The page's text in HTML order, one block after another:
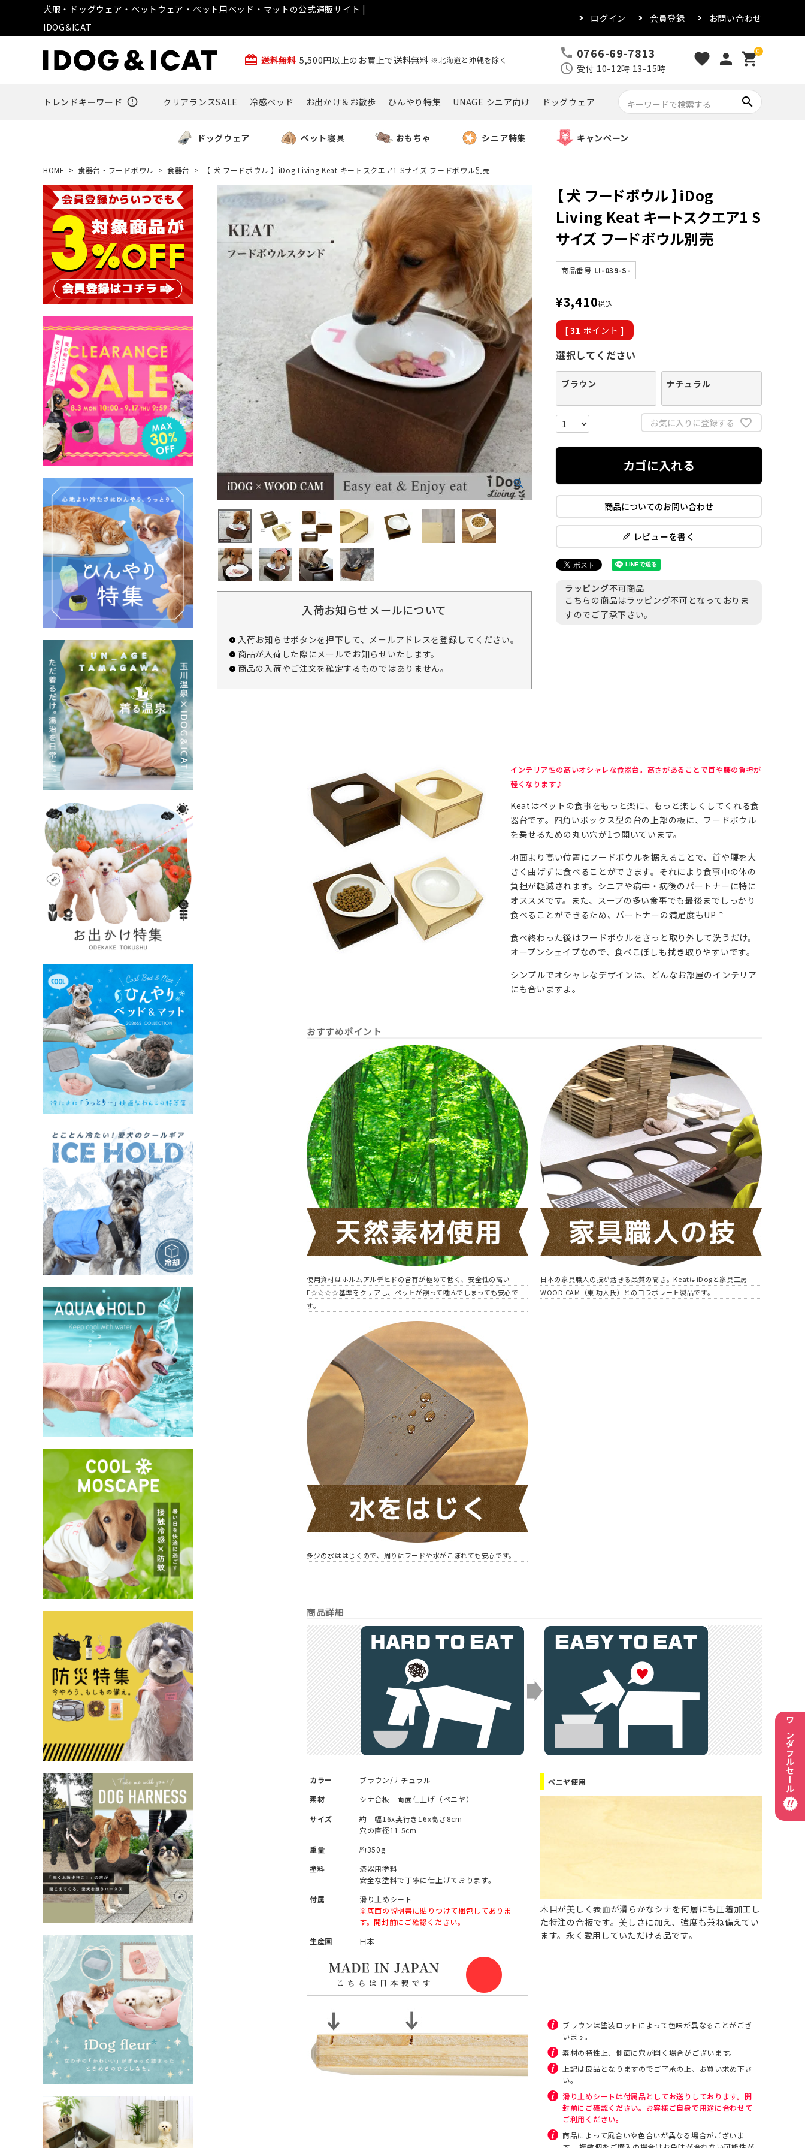
犬服・ドッグウェア・ペットウェア・ペット用ベッド・マットの公式通販サイト |
IDOG&ICAT
ログイン 会員登録 お問い合わせ
card_giftcard 送料無料 5,500円以上のお買上で送料無料 ※北海道と沖縄を除く call 0766-69-7813
schedule 受付 10-12時 13-15時
favorite person 0
shopping_cart
トレンドキーワード error_outline クリアランスSALE 冷感ベッド お出かけ＆お散歩 ひんやり特集 UNAGE シニア向け ドッグウェア search
ドッグウェア ペット寝具 おもちゃ シニア特集 キャンペーン
HOME 食器台・フードボウル 食器台 【 犬 フードボウル 】iDog Living Keat キートスクエア1 Sサイズ フードボウル別売
入荷お知らせメールについて
入荷お知らせボタンを押下して、メールアドレスを登録してください。
商品が入荷した際にメールでお知らせいたします。
商品の入荷やご注文を確定するものではありません。
【 犬 フードボウル 】iDog
Living Keat キートスクエア1 S
サイズ フードボウル別売
商品番号 LI-039-S-
¥3,410税込
[ 31 ポイント ]
選択してください
ブラウン ナチュラル
お気に入りに登録する
カゴに入れる
商品についてのお問い合わせ
レビューを書く
ラッピング不可商品
こちらの商品はラッピング不可となっておりま
すのでご了承下さい。
インテリア性の高いオシャレな食器台。高さがあることで首や腰の負担が
軽くなります♪
Keatはペットの食事をもっと楽に、もっと楽しくしてくれる食
器台です。四角いボックス型の台の上部の板に、フードボウル
を乗せるための丸い穴が1つ開いています。
地面より高い位置にフードボウルを据えることで、首や腰を大
きく曲げずに食べることができます。それにより食事中の体の
負担が軽減されます。シニアや病中・病後のパートナーに特に
オススメです。また、スープの多い食事でも最後までしっかり
食べることができるため、パートナーの満足度もUP↑
食べ終わった後はフードボウルをさっと取り外して洗うだけ。
オープンシェイプなので、食べこぼしも拭き取りやすいです。
シンプルでオシャレなデザインは、どんなお部屋のインテリア
にも合いますよ。
おすすめポイント
使用資材はホルムアルデヒドの含有が極めて低く、安全性の高い
F☆☆☆☆基準をクリアし、ペットが誤って噛んでしまっても安心で
す。
日本の家具職人の技が活きる品質の高さ。KeatはiDogと家具工房
WOOD CAM（東 功人氏）とのコラボレート製品です。
多少の水ははじくので、周りにフードや水がこぼれても安心です。
商品詳細
カラー
ブラウン/ナチュラル
素材
シナ合板 両面仕上げ（ベニヤ）
サイズ
約 幅16x奥行き16x高さ8cm
穴の直径11.5cm
重量
約350g
塗料
漆器用塗料
安全な塗料で丁寧に仕上げております。
付属
滑り止めシート
※底面の説明書に貼りつけて梱包してありま
す。開封前にご確認ください。
生産国
日本
ベニヤ使用
木目が美しく表面が滑らかなシナを何層にも圧着加工し
た特注の合板です。美しさに加え、強度も兼ね備えてい
ます。永く愛用していただける品です。
ブラウンは塗装ロットによって色味が異なることがござ
います。
素材の特性上、側面に穴が開く場合がございます。
上記は良品となりますのでご了承の上、お買い求め下さ
い。
滑り止めシートは付属品としてお送りしております。開
封前にご確認ください。お客様ご自身で用途に合わせて
ご利用ください。
商品によって風合いや色合いが異なる場合がございま
ワンダフルセール